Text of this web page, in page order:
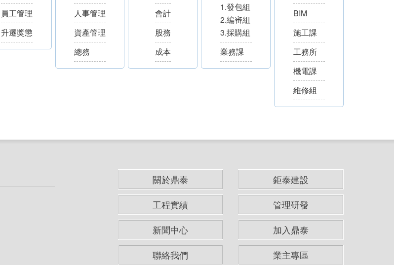
員工管理
升遷獎懲
人事管理
資產管理
總務
會計
股務
成本
1.發包組
2.編審組
3.採購組
業務課
BIM
施工課
工務所
機電課
維修組
關於鼎泰
鉅泰建設
工程實績
管理研發
新聞中心
加入鼎泰
聯絡我們
業主專區